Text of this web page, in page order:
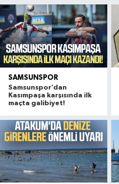
SAMSUNSPOR
Samsunspor’dan
Kasımpaşa karşısında ilk
maçta galibiyet!